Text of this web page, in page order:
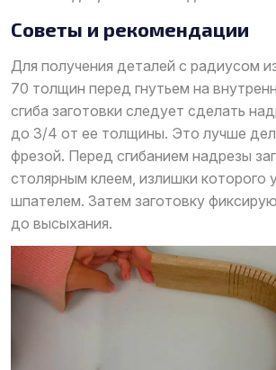
Советы и рекомендации
Для получения деталей с радиусом
70 толщин перед гнутьем на
сгиба заготовки следует сделать
до 3/4 от ее толщины. Это лучше
фрезой. Перед сгибанием надрезы
столярным клеем, излишки которого
шпателем. Затем заготовку
до высыхания.